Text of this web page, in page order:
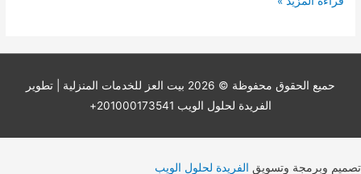
0509744421
حميع الحقوق محفوظة © 2026 بيت العز للخدمات المنزلية | تطوير
الفريدة لحلول الويب 201000173541+
تصميم وبرمجة وتسويق الفريدة لحلول الويب